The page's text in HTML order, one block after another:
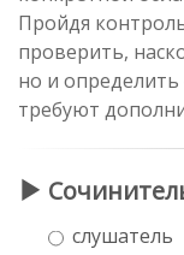
Пройдя
проверить,
но и
требуют
слушатель